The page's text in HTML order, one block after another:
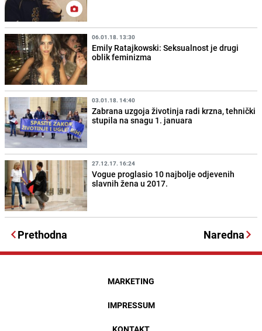
06.01.18. 13:30
Emily Ratajkowski: Seksualnost je drugi
oblik feminizma
03.01.18. 14:40
Zabrana uzgoja životinja radi krzna, tehnički
stupila na snagu 1. januara
27.12.17. 16:24
Vogue proglasio 10 najbolje odjevenih
slavnih žena u 2017.
Prethodna Naredna
MARKETING
IMPRESSUM